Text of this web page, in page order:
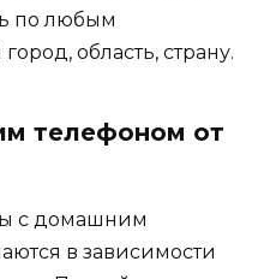
по любым
область, страну.
телефоном от
с домашним
в зависимости